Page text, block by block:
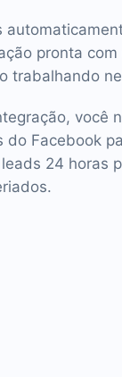
pronta
trabalhando
você
do Facebook
24 horas